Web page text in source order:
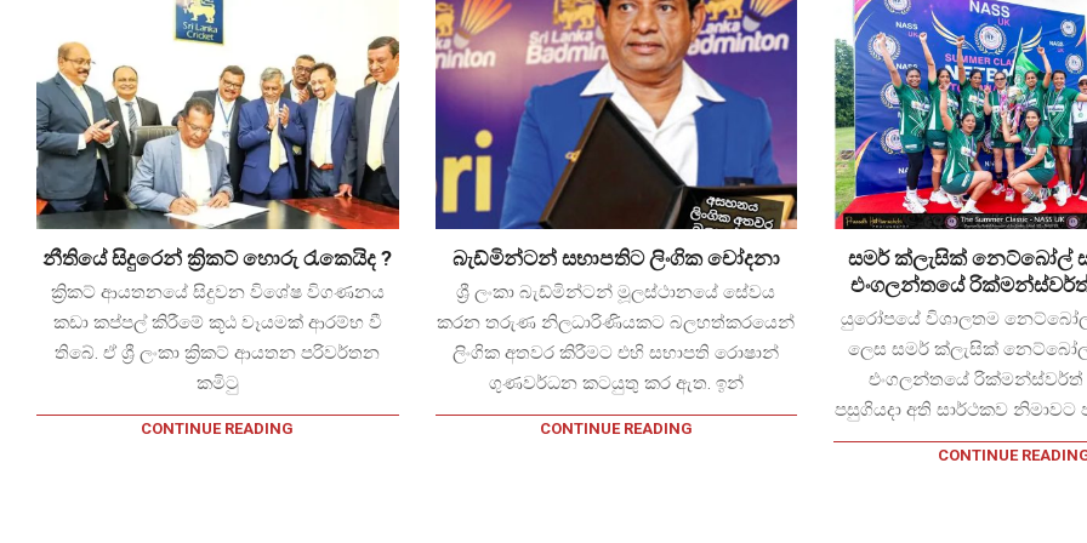
නීතියේ සිදුරෙන් ක්‍රිකට් හොරු රැකෙයිද ?
ක්‍රිකට් ආයතනයේ සිදුවන විශේෂ විගණනය
කඩා කප්පල් කිරීමේ කූඨ වෑයමක් ආරම්භ වී
තිබේ. ඒ ශ්‍රී ලංකා ක්‍රිකට් ආයතන පරිවර්තන
කමිටු
CONTINUE READING
බැඩ්මින්ටන් සභාපතිට ලිංගික චෝදනා
ශ්‍රී ලංකා බැඩ්මින්ටන් මූලස්ථානයේ සේවය
කරන තරුණ නිලධාරිණියකට බලහත්කරයෙන්
ලිංගික අතවර කිරීමට එහි සභාපති රොෂාන්
ගුණවර්ධන කටයුතු කර ඇත. ඉන්
CONTINUE READING
සමර් ක්ලැසික් නෙට්බෝල්
එංගලන්තයේ රික්මන්ස්වර්ත්
යුරෝපයේ විශාලතම
ලෙස සමර් ක්ලැසික්
එංගලන්තයේ රික්මන්ස්වර්ත්
පසුගියදා අති සාර්ථකව නිමාවට
CONTINUE
මහනුවර පියදාස ,ආත්මා ගැටුම දුරදිග
යද්දි ලාල්ගේ පැටිකිරියත් හෙළිවෙයි
මහනුවර පියදාස සහ උඩපලාතේ ආත්මා
ගැටුම දේශපාළන ක්ෂේත්‍රය දක්වා විහිදී
ගොස් තිබේ.පියදාස බේරා ගැනීමට ලාල්
කාන්ත ඇමති වරයා උඩ පැන පැන
පියදාසගේ ගුණ වයයි.පියදාස ආත්මාගෙන්
අධිකරණ වෛද්‍ය නිළධාරියාගේ
වගවීම් විරහිත ක්‍රියා කළාපය
රාජකාරිය දේවකාරියටත් වඩා ඉහළින්
සලකන රාජ්‍ය නිලධාරීන් අතර, අතලොස්සක්
වූ දූෂිතයන් නිසා මුළු පද්ධතියම මහජන
දෝෂාරෝපණයට ලක්වීම අද ඊයේ සිදු වූවක්
පාරිභෝගික
වැටලීම් කරන්නට
දැණුවත්
තෙල්දෙණිය නගරයේ
අනෙකුත් මහජනතාවට
ද්‍රව්‍ය ඇතුලු පාරිභෝගික
වෙළඳ සැල් පරීක්ෂාව
පැමිණෙන බව